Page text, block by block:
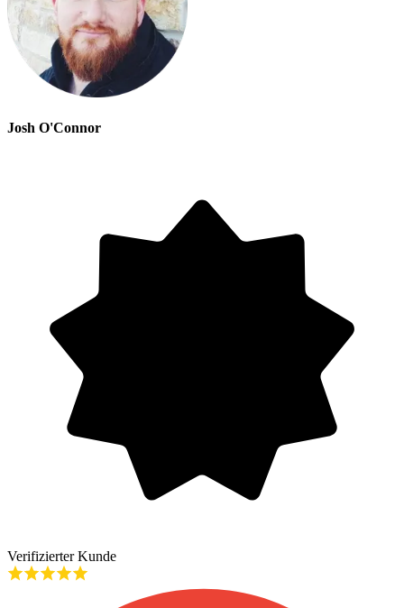
Josh O'Connor
Verifizierter Kunde